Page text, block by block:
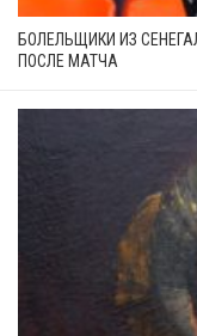
БОЛЕЛЬЩИКИ ИЗ
ПОСЛЕ МАТЧА